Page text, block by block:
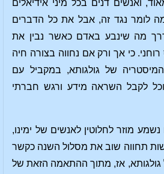
ואנשים דנים בכל מיני אידיאלים
לומר נגד זה, אבל את כל הדברים
מה שינבע באדם כאשר נבין את
כי אך ורק אם נחווה בצורה חיה
של גולגותא, במקביל עם
לקבל השראה מידע ורגש חברתי
מוזר לחלוטין לאנשים של ימינו,
תחווה שוב את מסלול השנה כקשר
גולגותא, אז, מתוך ההתאמה הזאת של